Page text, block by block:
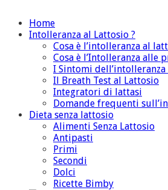
Home
Intolleranza al Lattosio ?
Cosa è l’intolleranza al
Cosa è l’Intolleranza alle
I Sintomi
Il Breath Test al Lattosio
Integratori di lattasi
Domande frequenti
Dieta senza lattosio
Alimenti Senza Lattosio
Antipasti
Primi
Secondi
Dolci
Ricette Bimby